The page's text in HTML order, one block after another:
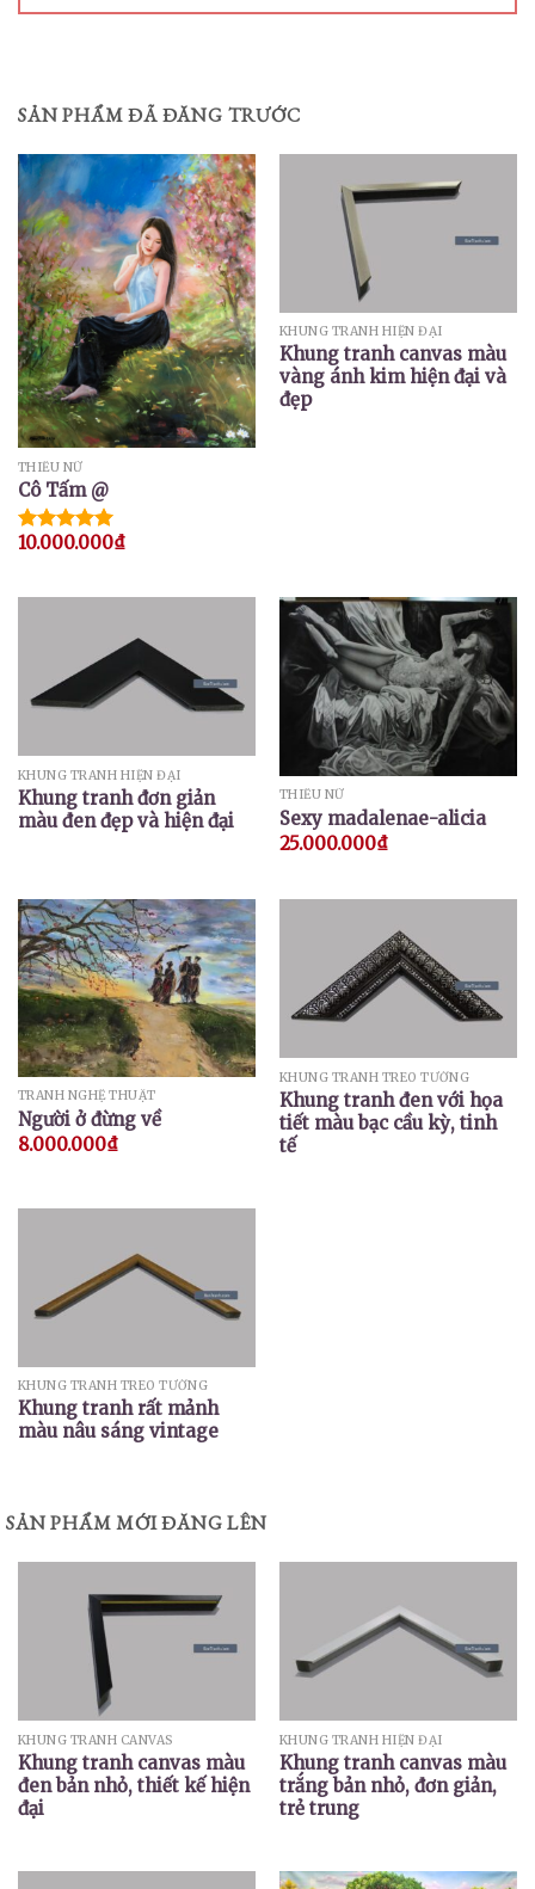
SẢN PHẨM ĐÃ ĐĂNG TRƯỚC
THIẾU NỮ
Cô Tấm @
Được xếp
10.000.000₫
KHUNG TRANH HIỆN ĐẠI
Khung tranh canvas màu
vàng ánh kim hiện đại và
đẹp
KHUNG TRANH HIỆN ĐẠI
Khung tranh đơn giản
màu đen đẹp và hiện đại
THIẾU NỮ
Sexy madalenae-alicia
25.000.000₫
TRANH NGHỆ THUẬT
Người ở đừng về
8.000.000₫
KHUNG TRANH TREO TƯỜNG
Khung tranh đen với họa
tiết màu bạc cầu kỳ, tinh
tế
KHUNG TRANH TREO TƯỜNG
Khung tranh rất mảnh
màu nâu sáng vintage
SẢN PHẨM MỚI ĐĂNG LÊN
KHUNG TRANH CANVAS
Khung tranh canvas màu
đen bản nhỏ, thiết kế hiện
đại
KHUNG TRANH HIỆN ĐẠI
Khung tranh canvas màu
trắng bản nhỏ, đơn giản,
trẻ trung